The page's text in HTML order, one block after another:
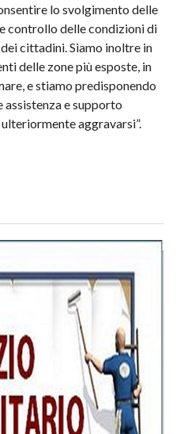
lo svolgimento delle
controllo delle condizioni di
cittadini. Siamo inoltre in
delle zone più esposte, in
e stiamo predisponendo
e supporto
aggravarsi”.